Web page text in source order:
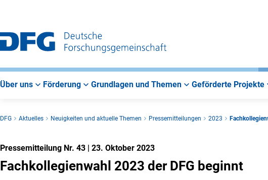
Über uns Förderung Grundlagen und Themen Geförderte Projekte
DFG Aktuelles Neuigkeiten und aktuelle Themen Pressemitteilungen 2023
Pressemitteilung Nr. 43 | 23. Oktober 2023
Fachkollegienwahl 2023 der DFG beginnt